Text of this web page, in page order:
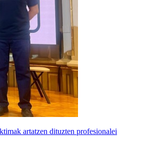
artatzen dituzten profesionalei